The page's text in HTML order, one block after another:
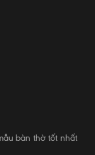
bàn thờ tốt nhất